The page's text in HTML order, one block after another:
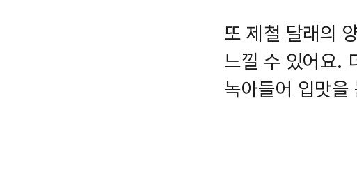
또 제철 달래의
느낄 수 있어요.
녹아들어 입맛을